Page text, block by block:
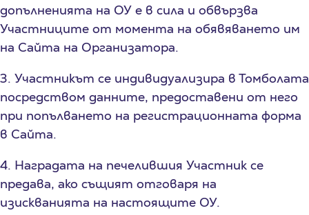
допълненията на ОУ е в сила и обвързва
Участниците от момента на обявяването им
на Сайта на Организатора.
3. Участникът се индивидуализира в Томболата
посредством данните, предоставени от него
при попълването на регистрационната форма
в Сайта.
4. Наградата на печелившия Участник се
предава, ако същият отговаря на
изискванията на настоящите ОУ.